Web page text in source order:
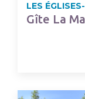
LES
Gîte La